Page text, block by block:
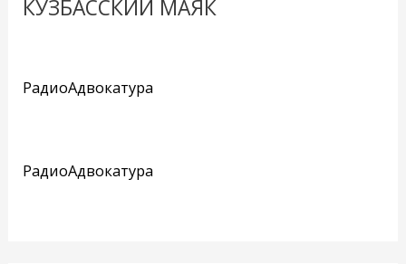
КУЗБАССКИЙ МАЯК
РадиоАдвокатура
РадиоАдвокатура